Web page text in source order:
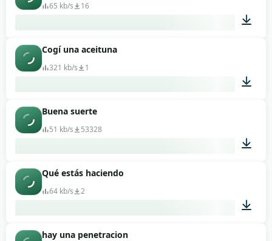
65 kb/s 16
Cogí una aceituna
321 kb/s 1
Buena suerte
51 kb/s 53328
Qué estás haciendo
64 kb/s 2
hay una penetracion